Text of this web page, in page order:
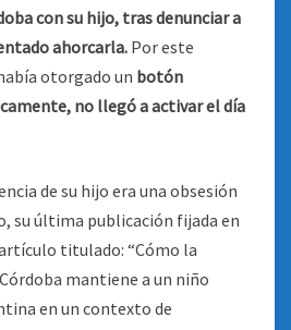
con su hijo, tras denunciar a
ahorcarla. Por este
otorgado un botón
no llegó a activar el día
de su hijo era una obsesión
su última publicación fijada en
titulado: “Cómo la
mantiene a un niño
en un contexto de